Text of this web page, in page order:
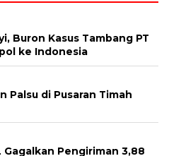
Buron Kasus Tambang PT
ke Indonesia
Palsu di Pusaran Timah
Pengiriman 3,88